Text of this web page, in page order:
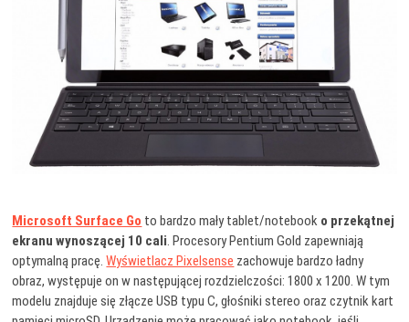
Microsoft Surface Go to bardzo mały tablet/notebook o przekątnej
ekranu wynoszącej 10 cali. Procesory Pentium Gold zapewniają
optymalną pracę.Wyświetlacz Pixelsense zachowuje bardzo ładny
obraz, występuje on w następującej rozdzielczości: 1800 x 1200. W tym
modelu znajduje się złącze USB typu C, głośniki stereo oraz czytnik kart